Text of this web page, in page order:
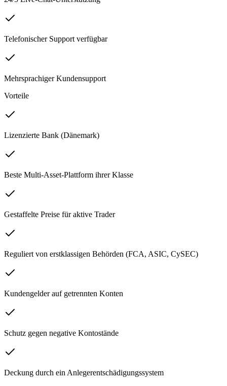
Telefonischer Support verfügbar
Mehrsprachiger Kundensupport
Vorteile
Lizenzierte Bank (Dänemark)
Beste Multi-Asset-Plattform ihrer Klasse
Gestaffelte Preise für aktive Trader
Reguliert von erstklassigen Behörden (FCA, ASIC, CySEC)
Kundengelder auf getrennten Konten
Schutz gegen negative Kontostände
Deckung durch ein Anlegerentschädigungssystem